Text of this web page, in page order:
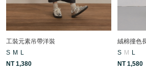
工裝元素吊帶洋裝
S M L
NT 1,380
絨棉撞色
S M L
NT 1,580